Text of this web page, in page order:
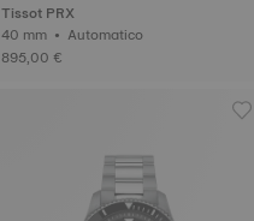
Tissot PRX
40 mm • Automatico
895,00 €